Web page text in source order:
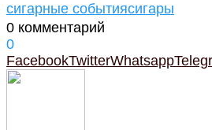
сигарные событиясигары
0 комментарий
0
FacebookTwitterWhatsapp